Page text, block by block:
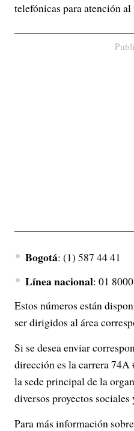
telefónicas para atención
Bogotá: (1) 587 44 41
Línea nacional: 01
Estos números están
ser dirigidos al área
Si se desea enviar
dirección es la carrera 74A
la sede principal de la
diversos proyectos
Para más información